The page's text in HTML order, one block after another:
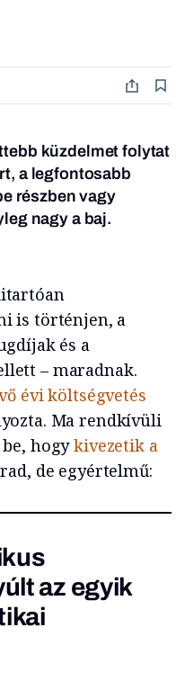
küzdelmet folytat
a legfontosabb
részben vagy
nagy a baj.
is történjen, a
és a
– maradnak.
évi költségvetés
Ma rendkívüli
hogykivezetik a
de egyértelmű:
az egyik